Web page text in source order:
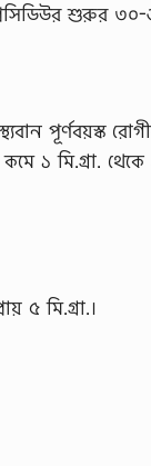
শুরুর ৩০-
পূর্ণবয়স্ক
কমে ১ মি.গ্রা.
৫ মি.গ্রা.।